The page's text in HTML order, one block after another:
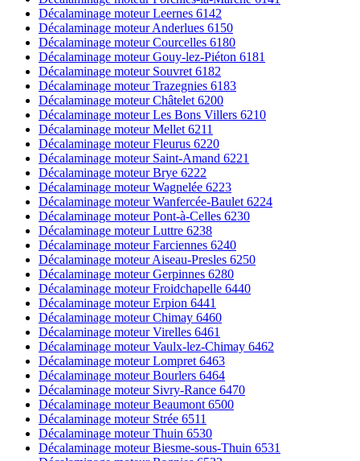
Décalaminage moteur Leernes 6142
Décalaminage moteur Anderlues 6150
Décalaminage moteur Courcelles 6180
Décalaminage moteur Gouy-lez-Piéton 6181
Décalaminage moteur Souvret 6182
Décalaminage moteur Trazegnies 6183
Décalaminage moteur Châtelet 6200
Décalaminage moteur Les Bons Villers 6210
Décalaminage moteur Mellet 6211
Décalaminage moteur Fleurus 6220
Décalaminage moteur Saint-Amand 6221
Décalaminage moteur Brye 6222
Décalaminage moteur Wagnelée 6223
Décalaminage moteur Wanfercée-Baulet 6224
Décalaminage moteur Pont-à-Celles 6230
Décalaminage moteur Luttre 6238
Décalaminage moteur Farciennes 6240
Décalaminage moteur Aiseau-Presles 6250
Décalaminage moteur Gerpinnes 6280
Décalaminage moteur Froidchapelle 6440
Décalaminage moteur Erpion 6441
Décalaminage moteur Chimay 6460
Décalaminage moteur Virelles 6461
Décalaminage moteur Vaulx-lez-Chimay 6462
Décalaminage moteur Lompret 6463
Décalaminage moteur Bourlers 6464
Décalaminage moteur Sivry-Rance 6470
Décalaminage moteur Beaumont 6500
Décalaminage moteur Strée 6511
Décalaminage moteur Thuin 6530
Décalaminage moteur Biesme-sous-Thuin 6531